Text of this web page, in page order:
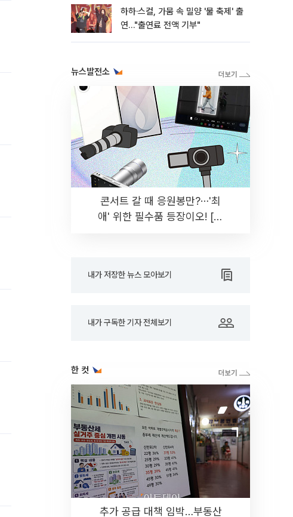
하하·스컬, 가뭄 속 밀양 '물 축제' 출
연…"출연료 전액 기부"
뉴스발전소
콘서트 갈 때 응원봉만?⋯'최
애' 위한 필수품 등장이오! [솔
내가 저장한 뉴스 모아보기
내가 구독한 기자 전체보기
한 컷
추가 공급 대책 임박…부동산